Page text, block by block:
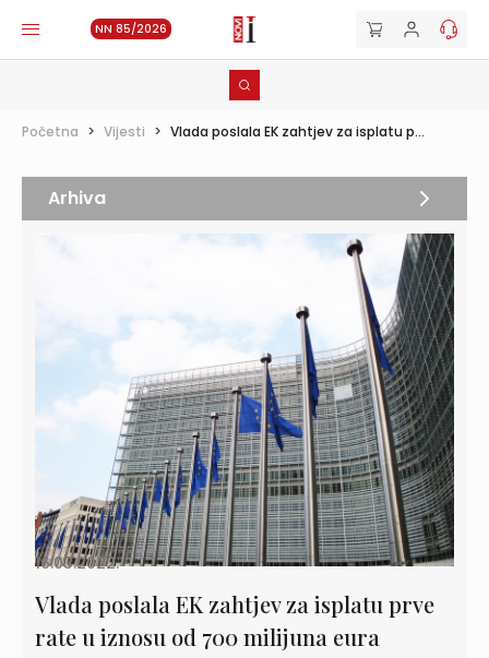
NN 85/2026
Početna > Vijesti > Vlada poslala EK zahtjev za isplatu p...
16.03.2022.
Vlada poslala EK zahtjev za isplatu prve
rate u iznosu od 700 milijuna eura
Arhiva